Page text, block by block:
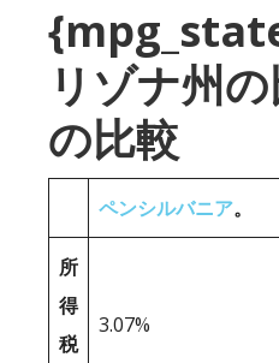
リゾナ州
の比較
ペンシルバニア。
所
得
税
3.07%